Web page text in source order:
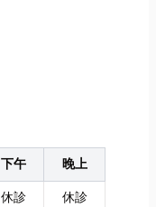
下午
晚上
休診
休診